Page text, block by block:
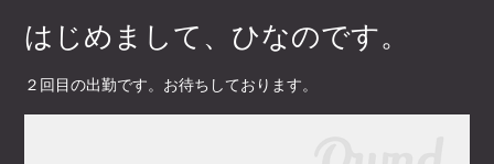
はじめまして、ひなのです。
２回目の出勤です。お待ちしております。